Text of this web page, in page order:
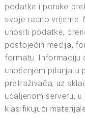
podatke i poruke
svoje radno vrijeme.
unositi podatke,
postojećih medija,
formatu. Informaciju
unošenjem pitanja u
pretraživača, uz
udaljenom serveru,
klasifikujući